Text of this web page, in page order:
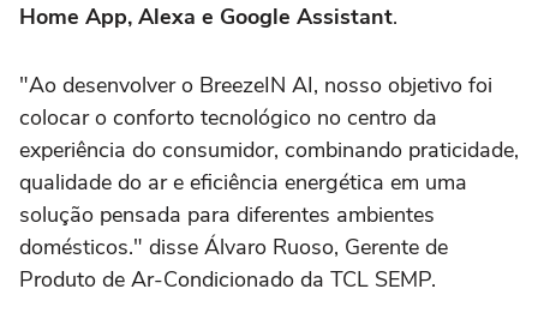
Home App, Alexa e Google Assistant.
"Ao desenvolver o BreezeIN AI, nosso objetivo foi
colocar o conforto tecnológico no centro da
experiência do consumidor, combinando praticidade,
qualidade do ar e eficiência energética em uma
solução pensada para diferentes ambientes
domésticos." disse Álvaro Ruoso, Gerente de
Produto de Ar-Condicionado da TCL SEMP.